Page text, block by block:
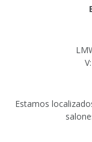
Estamos